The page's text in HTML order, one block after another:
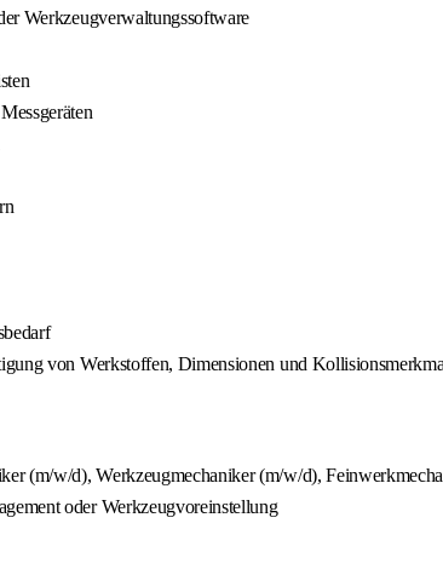
Werkzeugverwaltungssoftware
von Werkstoffen, Dimensionen und
(m/w/d), Werkzeugmechaniker (m/w/d),
oder Werkzeugvoreinstellung